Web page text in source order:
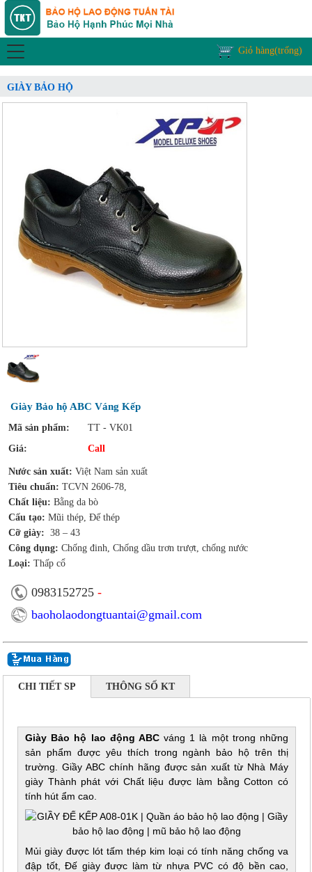
Giỏ hàng(trống)
GIÀY BẢO HỘ
Giày Bảo hộ ABC Váng Kếp
Mã sản phẩm:
TT - VK01
Giá:
Call
Nước sản xuất: Việt Nam sản xuất
Tiêu chuẩn: TCVN 2606-78,
Chất liệu: Bằng da bò
Cấu tạo: Mũi thép, Đế thép
Cỡ giày: 38 – 43
Công dụng: Chống đinh, Chống dầu trơn trượt, chống nước
Loại: Thấp cổ
0983152725 -
baoholaodongtuantai@gmail.com
CHI TIẾT SP THÔNG SỐ KT
Giày Bảo hộ lao động ABCváng 1 là một trong những
sản phẩm được yêu thích trong ngành bảo hộ trên thị
trường. Giầy ABC chính hãng được sản xuất từ Nhà Máy
giày Thành phát với Chất liệu được làm bằng Cotton có
tính hút ẩm cao.
Mủi giày được lót tấm thép kim loại có tính năng chống va
đập tốt, Đế giày được làm từ nhựa PVC có độ bền cao,